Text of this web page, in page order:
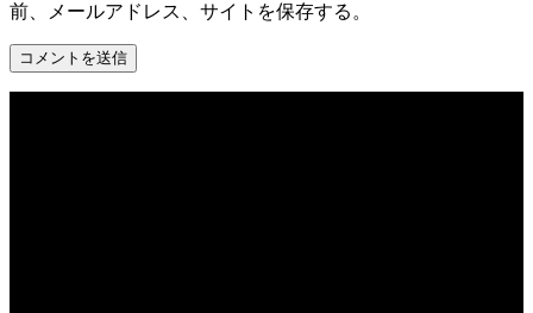
前、メールアドレス、サイトを保存する。